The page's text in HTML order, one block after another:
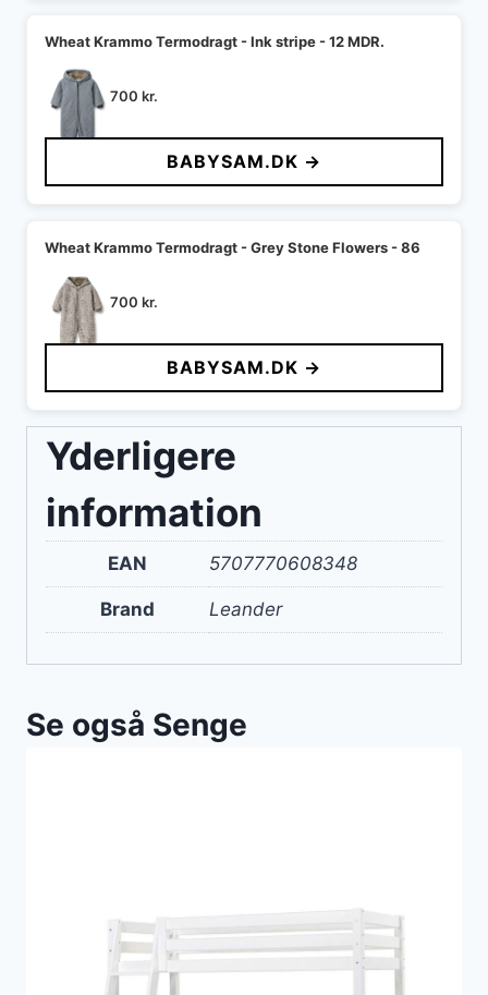
Wheat Krammo Termodragt - Ink stripe - 12 MDR.
700 kr.
BABYSAM.DK →
Wheat Krammo Termodragt - Grey Stone Flowers - 86
700 kr.
BABYSAM.DK →
Yderligere
information
EAN 5707770608348
Brand Leander
Se også Senge